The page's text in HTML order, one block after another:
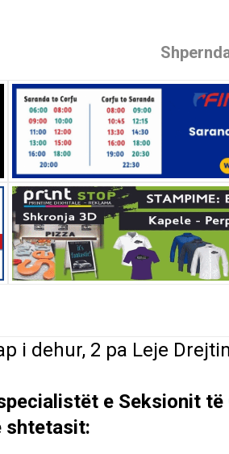
i dehur, 2 pa Leje
e Seksionit të
shtetasit: